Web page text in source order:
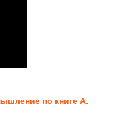
по книге А.